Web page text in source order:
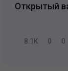
Открытый
8.1K 0 0